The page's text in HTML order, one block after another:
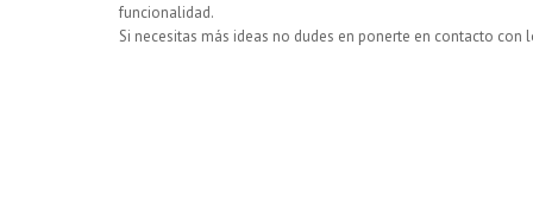
funcionalidad.
Si necesitas más ideas no dudes en ponerte en contacto